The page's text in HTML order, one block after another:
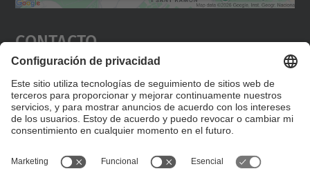
Aceptar
powered by
Contacto
Editad en la página "Contacto personalizado", que
encontraréis en la raíz de español, vuestros datos
personalizados de contacto.
Formulario de contacto